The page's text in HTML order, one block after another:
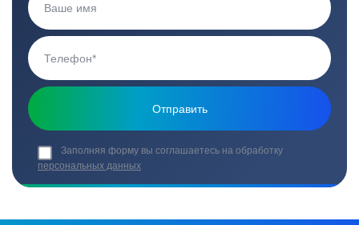
Заполняя форму вы соглашаетесь на обработку
персональных данных